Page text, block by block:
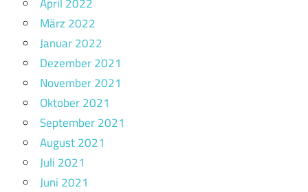
März 2022
Januar 2022
Dezember 2021
November 2021
Oktober 2021
September 2021
August 2021
Juli 2021
Juni 2021